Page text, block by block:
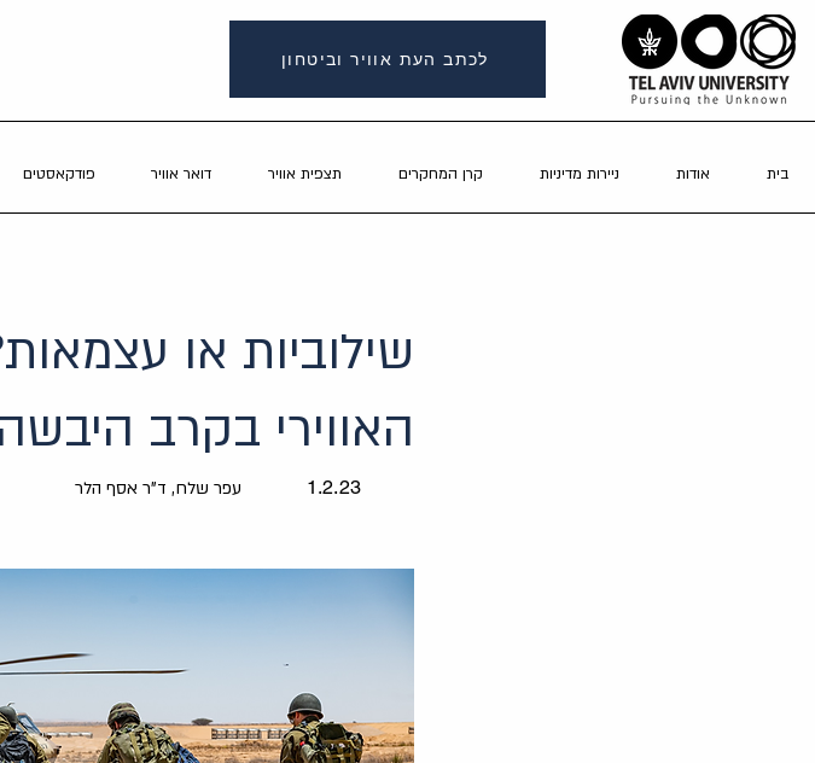
לכתב העת אוויר וביטחון
בית אודות ניירות מדיניות קרן המחקרים תצפית אוויר דואר אוויר פודקאסטים
שילוביות או
האווירי בקרב היבשה
1.2.23 עפר שלח, ד"ר אסף הלר